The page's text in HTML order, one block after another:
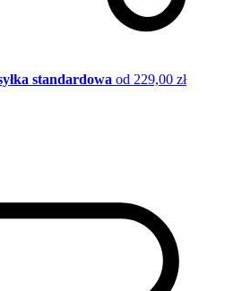
standardowa od 229,00 zł